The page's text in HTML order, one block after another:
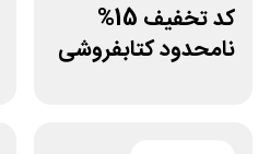
کد تخفیف 15%
نامحدود کتابفروشی